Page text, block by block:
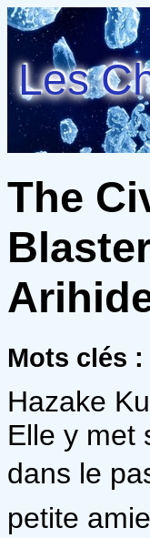
Les
The
Mots clés
Hazake
Elle y met
dans le
petite